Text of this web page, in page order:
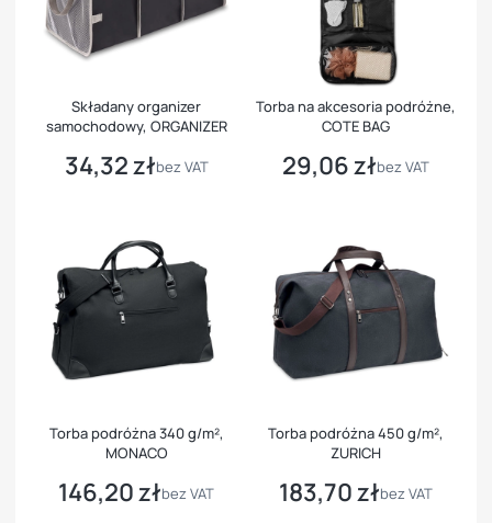
Składany organizer
samochodowy, ORGANIZER
Cena
34,32 złbez VAT
Torba na akcesoria podróżne,
COTE BAG
Cena
29,06 złbez VAT
Torba podróżna 340 g/m²,
MONACO
Cena
146,20 złbez VAT
Torba podróżna 450 g/m²,
ZURICH
Cena
183,70 złbez VAT